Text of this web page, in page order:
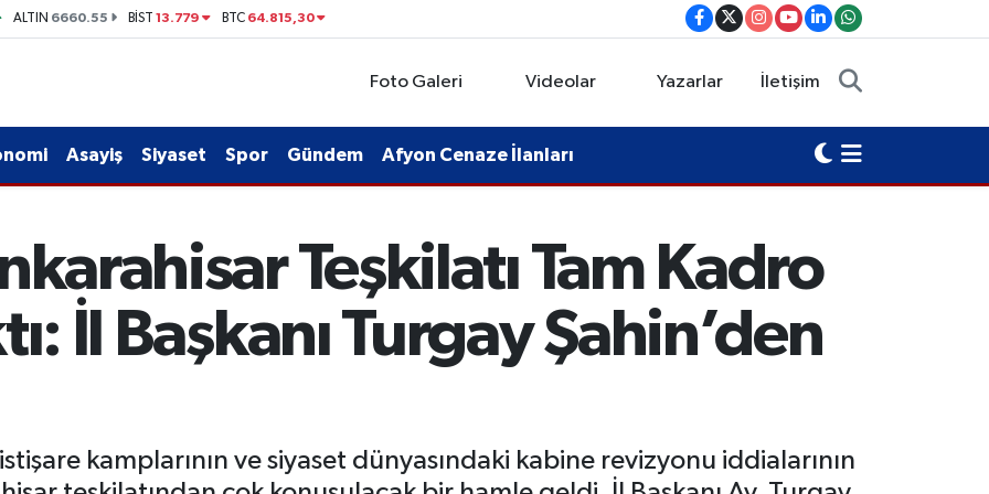
ALTIN 6660.55 BİST13.779 BTC 64.815,30
Foto Galeri Videolar Yazarlar İletişim
Asayiş Siyaset Spor Gündem Afyon Cenaze İlanları
Teşkilatı Tam Kadro
İl Başkanı Turgay Şahin’den
kamplarının ve siyaset dünyasındaki kabine revizyonu iddialarının